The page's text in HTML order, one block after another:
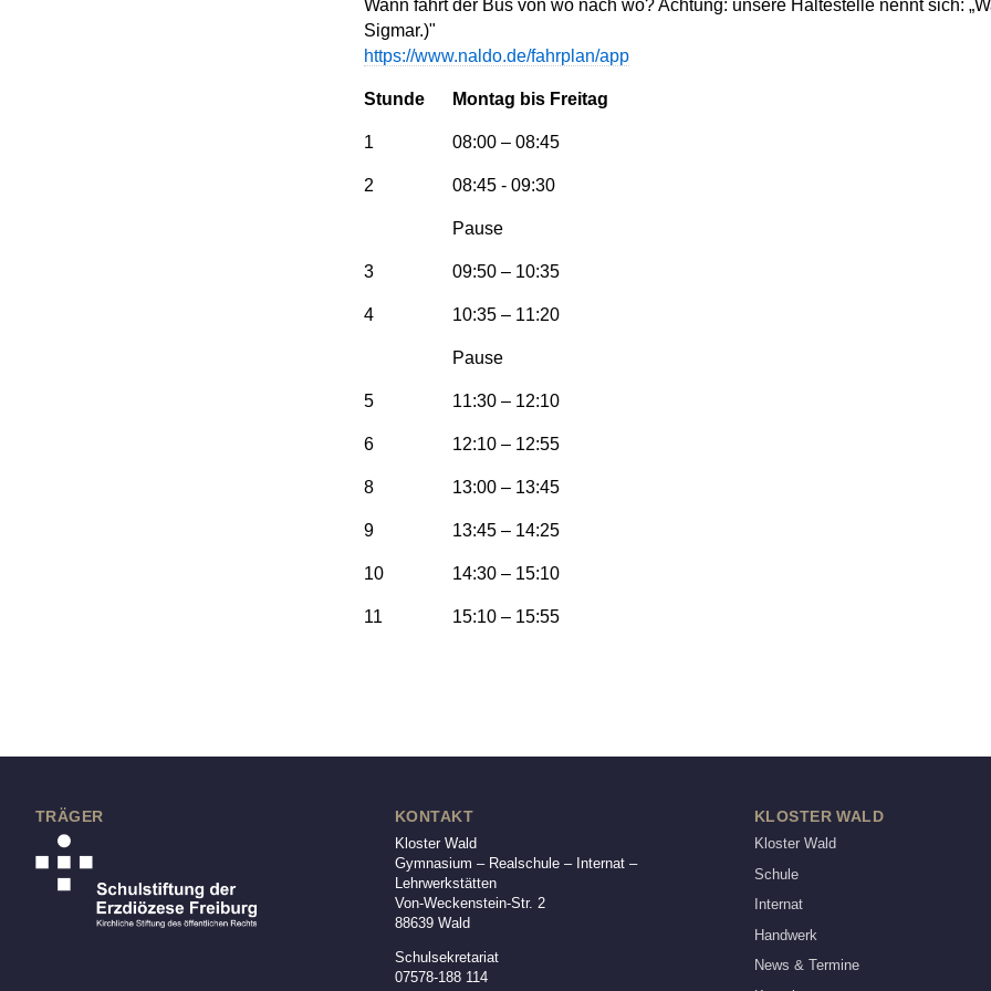
Wann fährt der Bus von wo nach wo? Achtung: unsere Haltestelle nennt sich:
Sigmar.)"
https://www.naldo.de/fahrplan/app
Stunde Montag bis Freitag
1 08:00 – 08:45
2 08:45 - 09:30
Pause
3 09:50 – 10:35
4 10:35 – 11:20
Pause
5 11:30 – 12:10
6 12:10 – 12:55
8 13:00 – 13:45
9 13:45 – 14:25
10 14:30 – 15:10
11 15:10 – 15:55
TRÄGER KONTAKT
Kloster Wald
Gymnasium – Realschule – Internat –
Lehrwerkstätten
Von-Weckenstein-Str. 2
88639 Wald
Schulsekretariat
07578-188 114
KLOSTER WALD
Kloster Wald
Schule
Internat
Handwerk
News & Termine